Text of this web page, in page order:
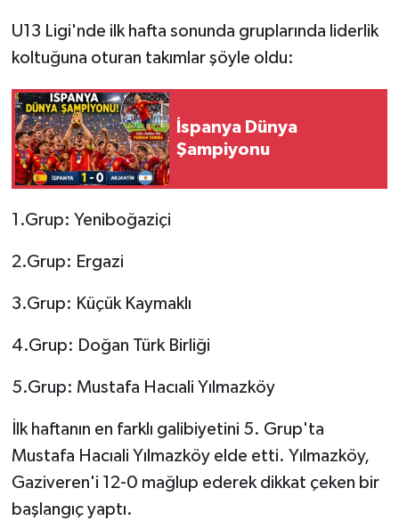
U13 Ligi'nde ilk hafta sonunda gruplarında liderlik
koltuğuna oturan takımlar şöyle oldu:
İspanya Dünya
Şampiyonu
1.Grup: Yeniboğaziçi
2.Grup: Ergazi
3.Grup: Küçük Kaymaklı
4.Grup: Doğan Türk Birliği
5.Grup: Mustafa Hacıali Yılmazköy
İlk haftanın en farklı galibiyetini 5. Grup'ta
Mustafa Hacıali Yılmazköy elde etti. Yılmazköy,
Gaziveren'i 12-0 mağlup ederek dikkat çeken bir
başlangıç yaptı.